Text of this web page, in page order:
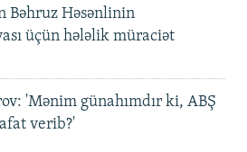
Bəhruz Həsənlinin
üçün hələlik müraciət
'Mənim günahımdır ki, ABŞ
verib?'